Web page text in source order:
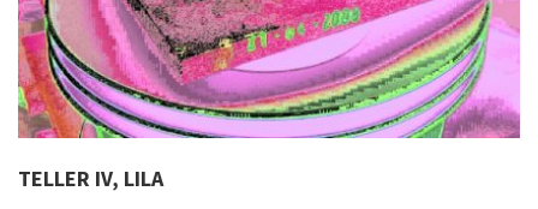
TELLER IV, LILA